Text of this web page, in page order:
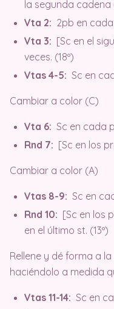
la segunda cadena
Vta 2: 2pb en
Vta 3: [Sc en el
veces. (18º)
Vtas 4-5: Sc en
Cambiar a color (C)
Vta 6: Sc en cada
Rnd 7: [Sc en los
Cambiar a color (A)
Vtas 8-9: Sc en
Rnd 10: [Sc en los
en el último st. (13º)
Rellene y dé forma a
haciéndolo a medida
Vtas 11-14: Sc en